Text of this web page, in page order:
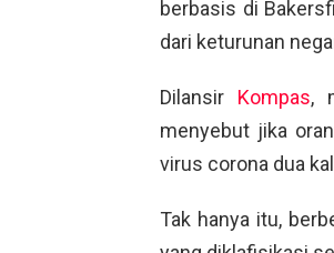
berbasis di
dari keturunan
Dilansir Kompas,
menyebut jika
virus corona dua
Tak hanya itu,